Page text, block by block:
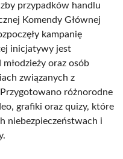
przypadków handlu
Komendy Głównej
kampanię
inicjatywy jest
oraz osób
związanych z
różnorodne
grafiki oraz quizy, które
niebezpieczeństwach i